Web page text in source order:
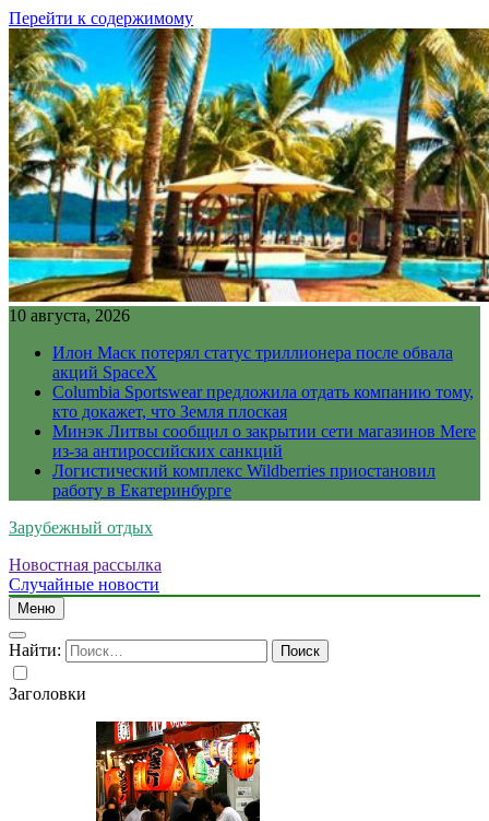
Перейти к содержимому
10 августа, 2026
Илон Маск потерял статус триллионера после обвала
акций SpaceX
Columbia Sportswear предложила отдать компанию тому,
кто докажет, что Земля плоская
Минэк Литвы сообщил о закрытии сети магазинов Mere
из-за антироссийских санкций
Логистический комплекс Wildberries приостановил
работу в Екатеринбурге
Зарубежный отдых
Новостная рассылка
Случайные новости
Меню
Найти:
Заголовки